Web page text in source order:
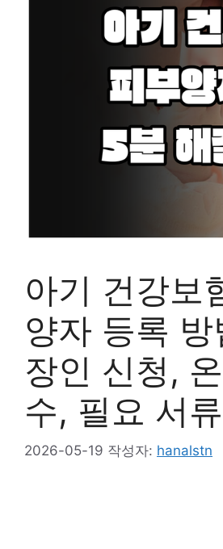
아기 건강보
양자 등록 방
장인 신청,
수, 필요 서류
2026-05-19 작성자: hanalstn